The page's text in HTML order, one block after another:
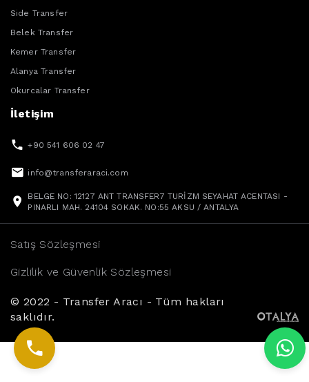
Side Transfer
Belek Transfer
Kemer Transfer
Alanya Transfer
Okurcalar Transfer
İletişim
+90 541 606 02 47
info@transferaraci.com
BELGE NO: 12127 ANT TRANSFER7 TURİZM SEYAHAT ACENTASI -
PINARLI MAH. 24104 SOKAK. NO:55 AKSU / ANTALYA
© 2022 - Transfer Aracı - Tüm hakları
saklıdır.
Gizlilik ve Güvenlik Sözleşmesi
Satış Sözleşmesi